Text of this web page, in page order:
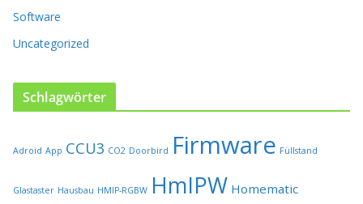
d
u
e
t
e
Software
Uncategorized
Schlagwörter
Adroid App CCU3 CO2 Doorbird Firmware Füllstand
Glastaster Hausbau HMIP-RGBW HmIPW Homematic